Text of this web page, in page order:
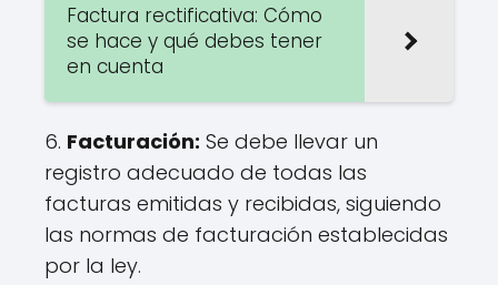
Factura rectificativa: Cómo
se hace y qué debes tener
en cuenta
6. Facturación: Se debe llevar un
registro adecuado de todas las
facturas emitidas y recibidas, siguiendo
las normas de facturación establecidas
por la ley.